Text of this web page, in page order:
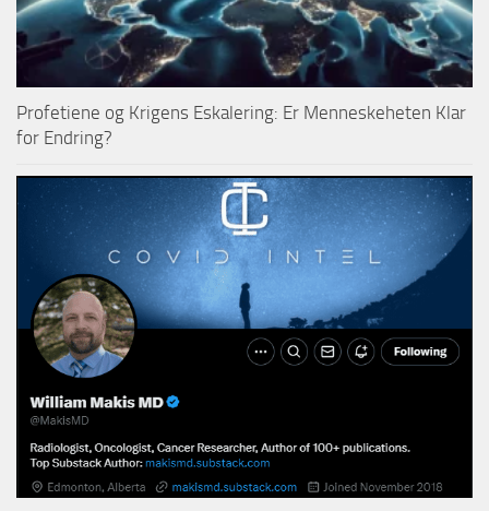
Profetiene og Krigens Eskalering: Er Menneskeheten Klar
for Endring?